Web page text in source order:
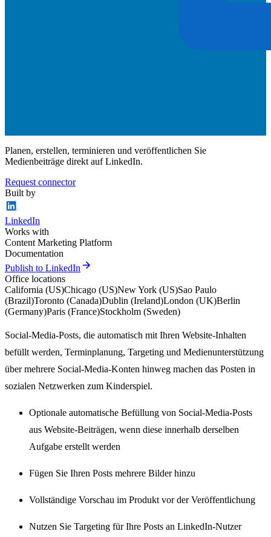
Planen, erstellen, terminieren und veröffentlichen Sie
Medienbeiträge direkt auf LinkedIn.
Request connector
Built by
LinkedIn
Works with
Content Marketing Platform
Documentation
Publish to LinkedIn arrow_forward
Office locations
California (US)Chicago (US)New York (US)Sao Paulo
(Brazil)Toronto (Canada)Dublin (Ireland)London (UK)Berlin
(Germany)Paris (France)Stockholm (Sweden)
Social-Media-Posts, die automatisch mit Ihren Website-Inhalten
befüllt werden, Terminplanung, Targeting und Medienunterstützung
über mehrere Social-Media-Konten hinweg machen das Posten in
sozialen Netzwerken zum Kinderspiel.
Optionale automatische Befüllung von Social-Media-Posts
aus Website-Beiträgen, wenn diese innerhalb derselben
Aufgabe erstellt werden
Fügen Sie Ihren Posts mehrere Bilder hinzu
Vollständige Vorschau im Produkt vor der Veröffentlichung
Nutzen Sie Targeting für Ihre Posts an LinkedIn-Nutzer